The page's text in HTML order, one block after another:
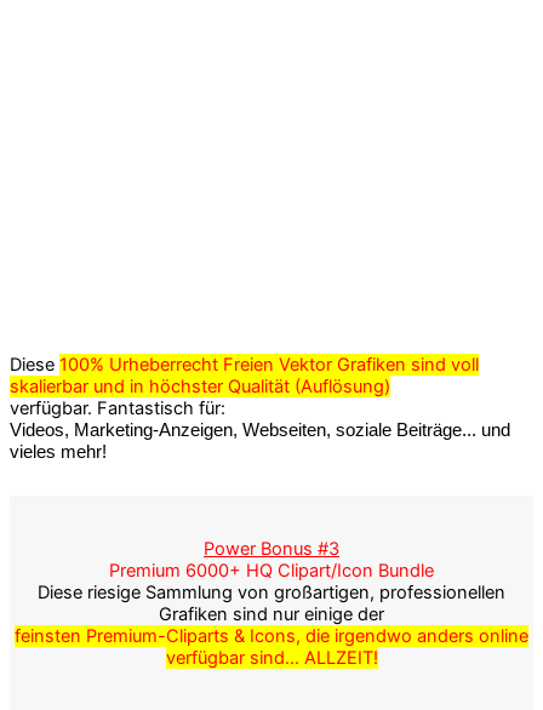
Diese 100% Urheberrecht Freien Vektor Grafiken sind voll
skalierbar und in höchster Qualität (Auflösung)
verfügbar. Fantastisch für:
Videos, Marketing-Anzeigen, Webseiten, soziale Beiträge... und
vieles mehr!
Power Bonus #3
Premium 6000+ HQ Clipart/Icon Bundle
Diese riesige Sammlung von großartigen, professionellen
Grafiken sind nur einige der
feinsten Premium-Cliparts & Icons, die irgendwo anders online
verfügbar sind... ALLZEIT!